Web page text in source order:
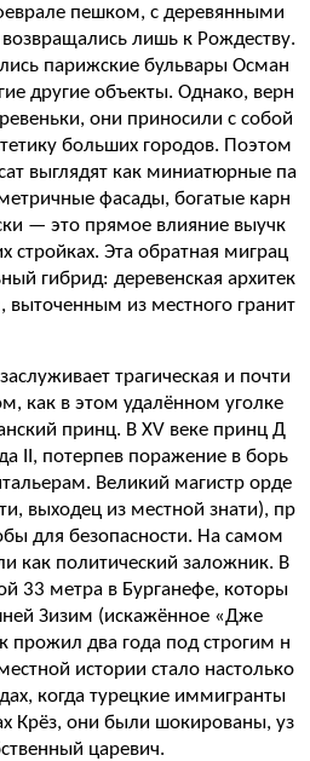
пешком, с деревянными
лишь к Рождеству.
парижские бульвары Осман
другие объекты. Однако, верн
они приносили с собой
больших городов. Поэтом
выглядят как миниатюрные па
фасады, богатые карн
— это прямое влияние выучк
стройках. Эта обратная миграц
гибрид: деревенская архитек
выточенным из местного гранит
трагическая и почти
как в этом удалённом уголке
принц. В XV веке принц Д
II, потерпев поражение в борь
Великий магистр орде
выходец из местной знати), пр
для безопасности. На самом
как политический заложник. В
33 метра в Бурганефе, которы
Зизим (искажённое «Дже
прожил два года под строгим н
истории стало настолько
когда турецкие иммигранты
Крёз, они были шокированы, уз
царевич.